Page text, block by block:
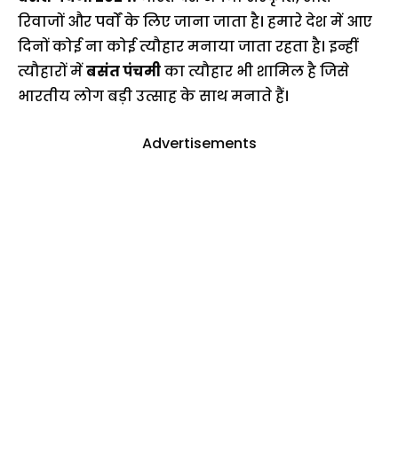
रिवाजों और पर्वों के लिए जाना जाता है। हमारे देश में आए
दिनों कोई ना कोई त्यौहार मनाया जाता रहता है। इन्हीं
त्यौहारों मेंबसंत पंचमीका त्यौहार भी शामिल है जिसे
भारतीय लोग बड़ी उत्साह के साथ मनाते हैं।
Advertisements